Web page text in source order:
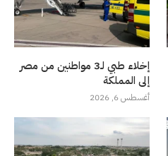
إخلاء طبي لـ3 مواطنين من مصر
إلى المملكة
أغسطس 6, 2026